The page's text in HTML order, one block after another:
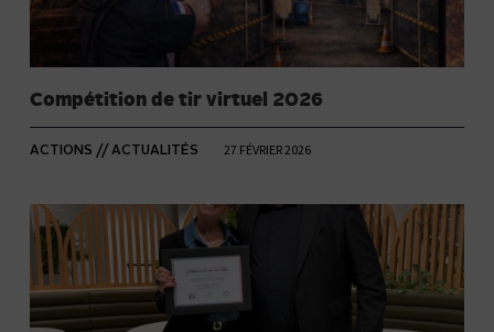
Compétition de tir virtuel 2026
ACTIONS // ACTUALITÉS 27 FÉVRIER 2026